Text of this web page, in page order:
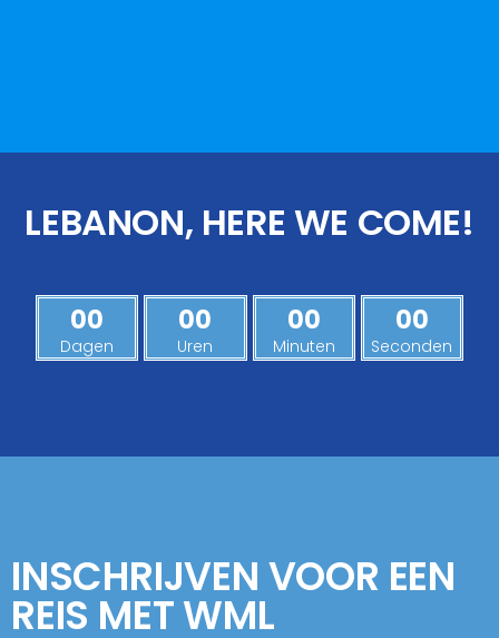
LEBANON, HERE WE COME!
00
Dagen
00
Uren
00
Minuten
00
Seconden
INSCHRIJVEN VOOR EEN
REIS MET WML